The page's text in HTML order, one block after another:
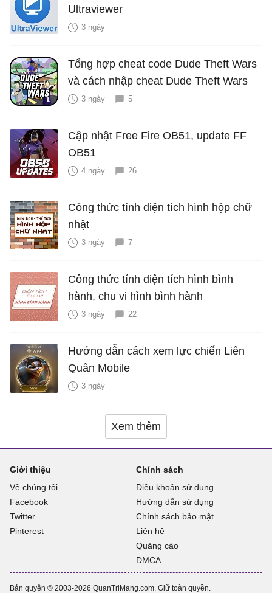
Ultraviewer
3 ngày
Tổng hợp cheat code Dude Theft Wars
và cách nhập cheat Dude Theft Wars
3 ngày 5
Cập nhật Free Fire OB51, update FF
OB51
4 ngày 26
Công thức tính diện tích hình hộp chữ
nhật
3 ngày 7
Công thức tính diện tích hình bình
hành, chu vi hình bình hành
3 ngày 22
Hướng dẫn cách xem lực chiến Liên
Quân Mobile
3 ngày
Xem thêm
Giới thiệu
Về chúng tôi
Facebook
Twitter
Pinterest
Chính sách
Điều khoản sử dụng
Hướng dẫn sử dụng
Chính sách bảo mật
Liên hệ
Quảng cáo
DMCA
Bản quyền © 2003-2026 QuanTriMang.com. Giữ toàn quyền.